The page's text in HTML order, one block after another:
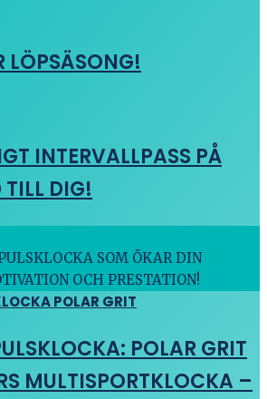
LÖPSÄSONG!
INTERVALLPASS PÅ
DIG!
SOM ÖKAR DIN
OCH PRESTATION!
POLAR GRIT
MULTISPORTKLOCKA –